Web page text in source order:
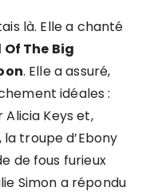
là. Elle a chanté
The Big
. Elle a assuré,
idéales :
Keys et,
troupe d’Ebony
de fous furieux
Simon a répondu